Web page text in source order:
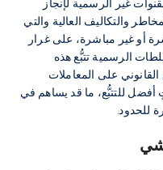
غير الرسمية لإنجاز
والتكاليف العالية والتي
أو غير مباشرة، على غرار
الرسمية تتبُّع هذه
على المعاملات
أفضل للتتبُّع، ما قد يساهم في
للحدود.